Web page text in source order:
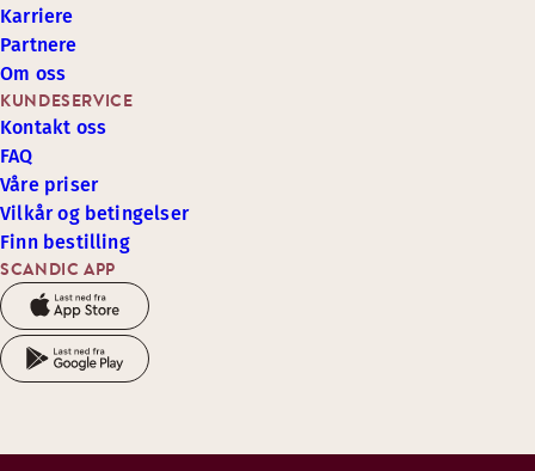
SCANDIC APP
KUNDESERVICE
Kontakt oss
FAQ
Våre priser
Vilkår og betingelser
Finn bestilling
Karriere
Partnere
Om oss